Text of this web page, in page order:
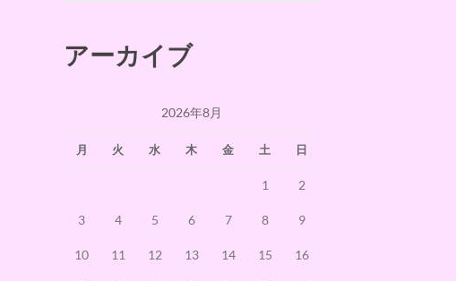
アーカイブ
2026年8月
月 火 水 木 金 土 日
1 2
3 4 5 6 7 8 9
10 11 12 13 14 15 16